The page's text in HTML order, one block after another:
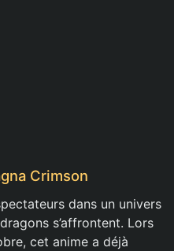
Crimson
dans un univers
s’affrontent. Lors
cet anime a déjà